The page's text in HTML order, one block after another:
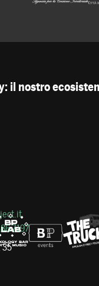
il nostro
7197
35